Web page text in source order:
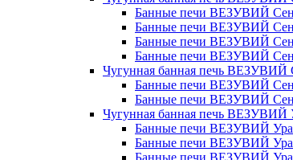
Банные печи ВЕЗУВИЙ
Банные печи ВЕЗУВИЙ
Банные печи ВЕЗУВИЙ
Банные печи ВЕЗУВИЙ
Чугунная банная печь ВЕЗУВИЙ
Банные печи ВЕЗУВИЙ
Банные печи ВЕЗУВИЙ
Чугунная банная печь ВЕЗУВИЙ
Банные печи ВЕЗУВИЙ
Банные печи ВЕЗУВИЙ